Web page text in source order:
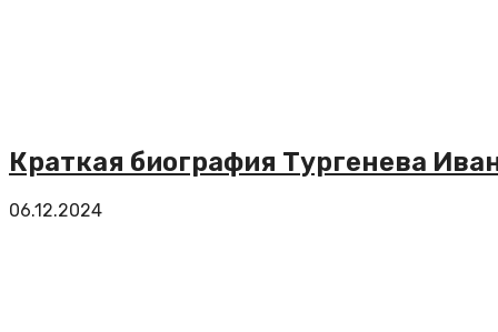
Краткая биография Тургенева
06.12.2024